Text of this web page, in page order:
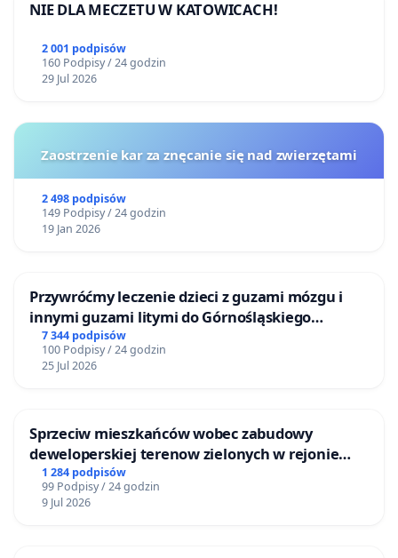
NIE DLA MECZETU W KATOWICACH!
2 001 podpisów
160 Podpisy / 24 godzin
29 Jul 2026
Zaostrzenie kar za znęcanie się nad zwierzętami
2 498 podpisów
149 Podpisy / 24 godzin
19 Jan 2026
Przywróćmy leczenie dzieci z guzami mózgu i
innymi guzami litymi do Górnośląskiego
Centrum Zdrowia Dziecka w Katowicach
7 344 podpisów
100 Podpisy / 24 godzin
25 Jul 2026
Sprzeciw mieszkańców wobec zabudowy
deweloperskiej terenow zielonych w rejonie
Bulwarów Straceńskich w Bielsku-Białej
1 284 podpisów
99 Podpisy / 24 godzin
9 Jul 2026